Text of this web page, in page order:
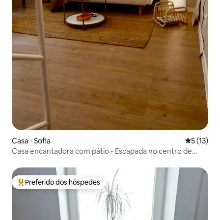
Casa ⋅ Sofia 5 de uma
5 (13)
Casa encantadora com pátio • Escapada no centro de
Entre os melhores preferidos dos hóspedes
Preferido dos hóspedes